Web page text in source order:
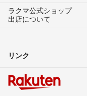
ラクマ公式ショップ
出店について
リンク